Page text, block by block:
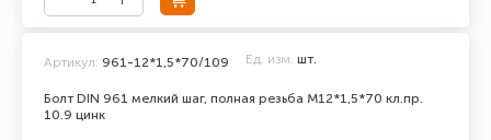
Болт DIN 961 мелкий шаг, полная резьба M12*1,5*70 кл.пр.
10.9 цинк
Артикул: 961-12*1,5*70/109 Ед. изм. шт.